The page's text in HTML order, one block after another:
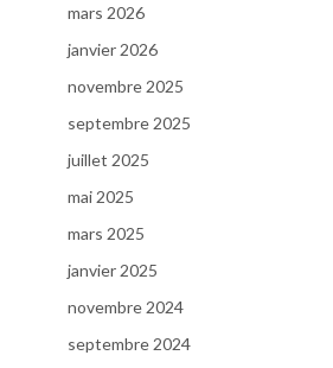
mars 2026
janvier 2026
novembre 2025
septembre 2025
juillet 2025
mai 2025
mars 2025
janvier 2025
novembre 2024
septembre 2024